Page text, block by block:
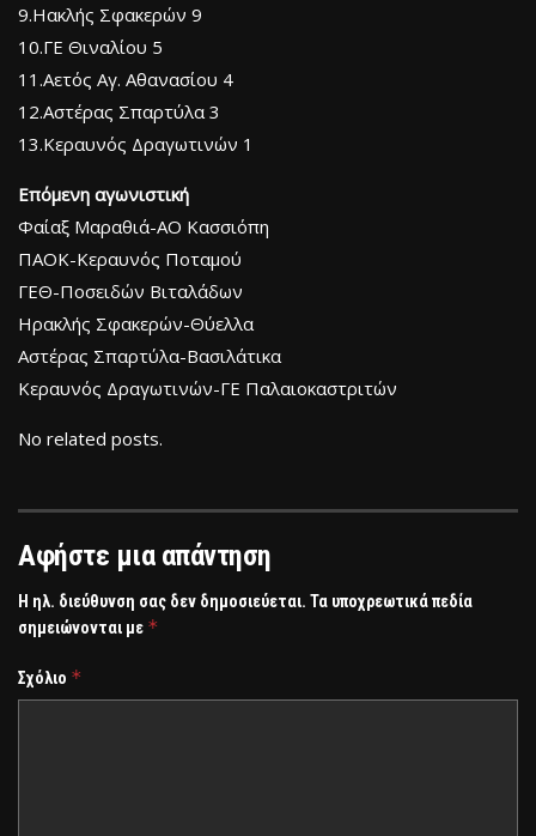
9.Ηακλής Σφακερών 9
10.ΓΕ Θιναλίου 5
11.Αετός Αγ. Αθανασίου 4
12.Αστέρας Σπαρτύλα 3
13.Κεραυνός Δραγωτινών 1
Επόμενη αγωνιστική
Φαίαξ Μαραθιά-ΑΟ Κασσιόπη
ΠΑΟΚ-Κεραυνός Ποταμού
ΓΕΘ-Ποσειδών Βιταλάδων
Ηρακλής Σφακερών-Θύελλα
Αστέρας Σπαρτύλα-Βασιλάτικα
Κεραυνός Δραγωτινών-ΓΕ Παλαιοκαστριτών
No related posts.
Αφήστε μια απάντηση
Η ηλ. διεύθυνση σας δεν δημοσιεύεται. Τα υποχρεωτικά πεδία
σημειώνονται με *
Σχόλιο *